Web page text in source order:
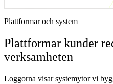
Plattformar och system
Plattformar kunder
verksamheten
Loggorna visar systemytor vi